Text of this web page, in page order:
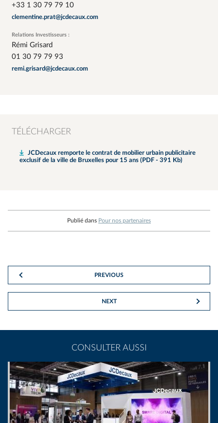
+33 1 30 79 79 10
clementine.prat@jcdecaux.com
Relations Investisseurs :
Rémi Grisard
01 30 79 79 93
remi.grisard@jcdecaux.com
TÉLÉCHARGER
JCDecaux remporte le contrat de mobilier urbain publicitaire
exclusif de la ville de Bruxelles pour 15 ans (PDF - 391 Kb)
Publié dans Pour nos partenaires
PREVIOUS
NEXT
CONSULTER AUSSI